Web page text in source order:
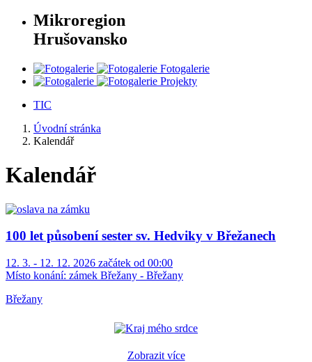
Mikroregion
Hrušovansko
Fotogalerie
Projekty
TIC
Úvodní stránka
Kalendář
Kalendář
100 let působení sester sv. Hedviky v Břežanech
12. 3. - 12. 12. 2026 začátek od 00:00
Místo konání: zámek Břežany - Břežany
Břežany
Zobrazit více